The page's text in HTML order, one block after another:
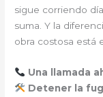
sigue corriendo
suma. Y la
obra costosa está
Una llamada
Detener la